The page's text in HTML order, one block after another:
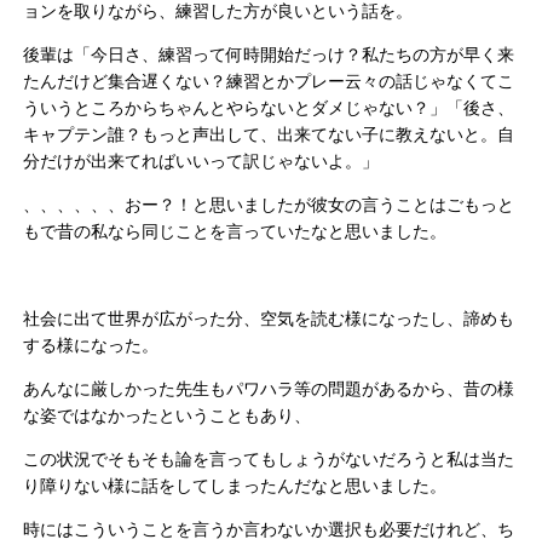
ョンを取りながら、練習した方が良いという話を。
後輩は「今日さ、練習って何時開始だっけ？私たちの方が早く来
たんだけど集合遅くない？練習とかプレー云々の話じゃなくてこ
ういうところからちゃんとやらないとダメじゃない？」「後さ、
キャプテン誰？もっと声出して、出来てない子に教えないと。自
分だけが出来てればいいって訳じゃないよ。」
、、、、、、おー？！と思いましたが彼女の言うことはごもっと
もで昔の私なら同じことを言っていたなと思いました。
社会に出て世界が広がった分、空気を読む様になったし、諦めも
する様になった。
あんなに厳しかった先生もパワハラ等の問題があるから、昔の様
な姿ではなかったということもあり、
この状況でそもそも論を言ってもしょうがないだろうと私は当た
り障りない様に話をしてしまったんだなと思いました。
時にはこういうことを言うか言わないか選択も必要だけれど、ち